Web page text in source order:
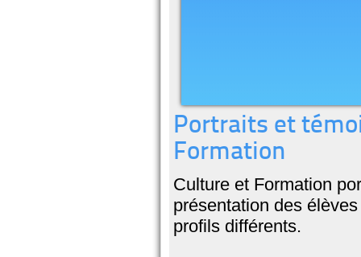
Portraits et
Formation
Culture et Formation
présentation des
profils différents.